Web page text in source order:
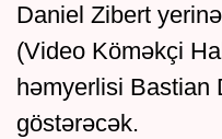
Daniel Zibert
(Video Köməkçi
həmyerlisi Bastian
göstərəcək.